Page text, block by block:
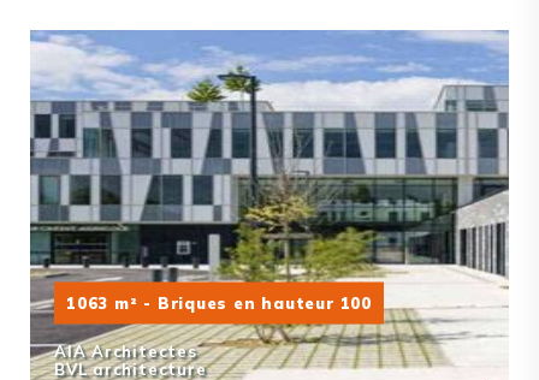
1063 m² - Briques en hauteur 100
AIA Architectes
BVL architecture